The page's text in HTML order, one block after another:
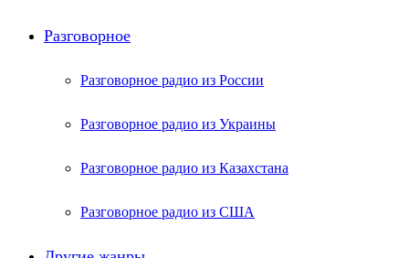
Разговорное
Разговорное радио из России
Разговорное радио из Украины
Разговорное радио из Казахстана
Разговорное радио из США